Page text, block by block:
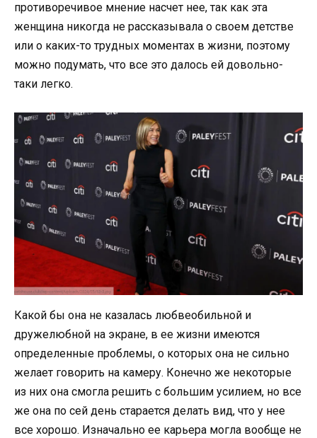
противоречивое мнение насчет нее, так как эта
женщина никогда не рассказывала о своем детстве
или о каких-то трудных моментах в жизни, поэтому
можно подумать, что все это далось ей довольно-
таки легко.
Какой бы она не казалась любвеобильной и
дружелюбной на экране, в ее жизни имеются
определенные проблемы, о которых она не сильно
желает говорить на камеру. Конечно же некоторые
из них она смогла решить с большим усилием, но все
же она по сей день старается делать вид, что у нее
все хорошо. Изначально ее карьера могла вообще не